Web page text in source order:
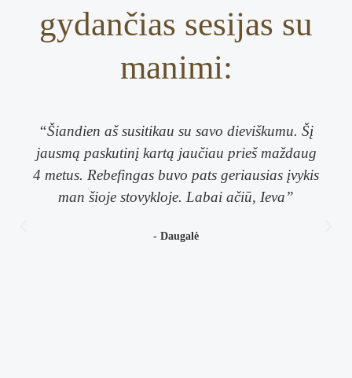
gydančias sesijas su
manimi:
“Šiandien aš susitikau su savo dieviškumu. Šį
jausmą paskutinį kartą jaučiau prieš maždaug
4 metus. Rebefingas buvo pats geriausias įvykis
man šioje stovykloje. Labai ačiū, Ieva”
- Daugalė